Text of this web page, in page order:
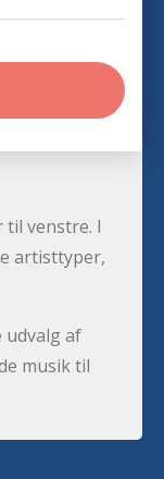
venstre. I
artisttyper,
udvalg af
musik til